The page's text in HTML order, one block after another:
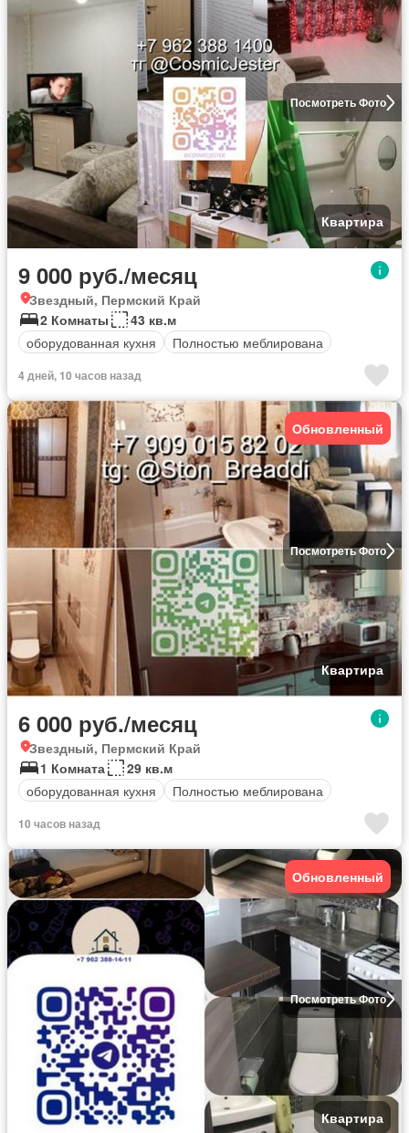
Посмотреть Фото
Квартира
9 000 руб./месяц
Звездный, Пермский Край
2 Комнаты
43 кв.м
оборудованная кухня
Полностью меблирована
4 дней, 10 часов назад
Посмотреть Фото
Обновленный
Квартира
6 000 руб./месяц
Звездный, Пермский Край
1 Комната
29 кв.м
оборудованная кухня
Полностью меблирована
10 часов назад
Посмотреть Фото
Обновленный
Квартира